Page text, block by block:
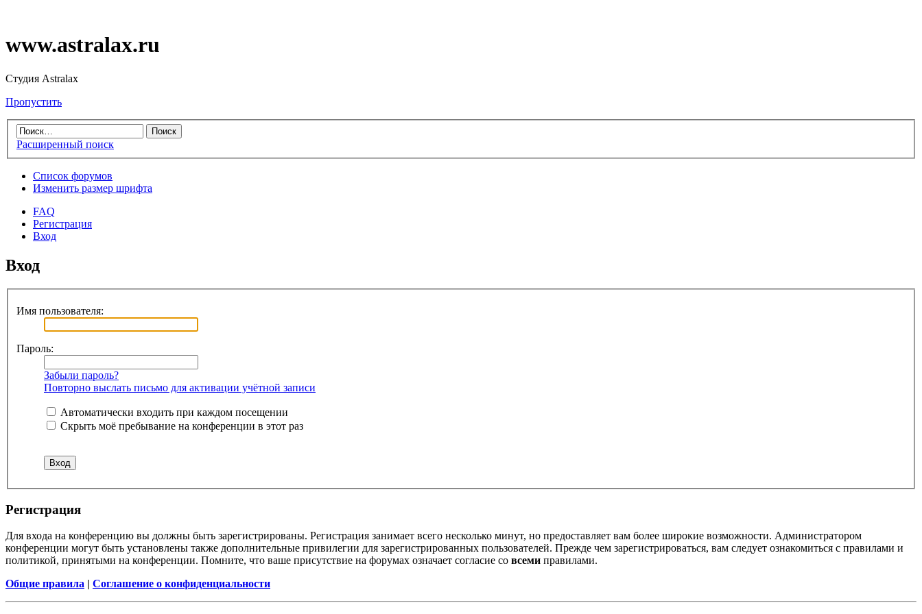
www.astralax.ru
Студия Astralax
Пропустить
Расширенный поиск
Список форумов
Изменить размер шрифта
FAQ
Регистрация
Вход
Вход
Имя пользователя:
Пароль:
Забыли пароль?
Повторно выслать письмо для активации учётной записи
Автоматически входить при каждом посещении
Скрыть моё пребывание на конференции в этот раз
Регистрация
Для входа на конференцию вы должны быть зарегистрированы. Регистрация занимает всего несколько минут, но предоставляет вам более широкие возможности. Администратором
конференции могут быть установлены также дополнительные привилегии для зарегистрированных пользователей. Прежде чем зарегистрироваться, вам следует ознакомиться с правилами и
политикой, принятыми на конференции. Помните, что ваше присутствие на форумах означает согласие со всеми правилами.
Общие правила | Соглашение о конфиденциальности